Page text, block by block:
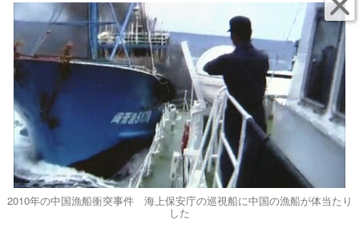
2010年の中国漁船衝突事件 海上保安庁の巡視船に中国の漁船が体当たり
した